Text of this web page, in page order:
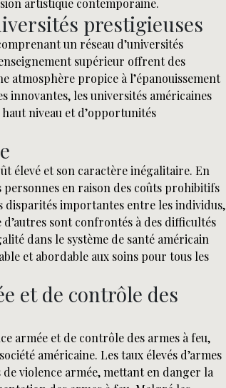
artistique contemporaine.
prestigieuses
un réseau d’universités
supérieur offrent des
atmosphère propice à l’épanouissement
innovantes, les universités américaines
niveau et d’opportunités
élevé et son caractère inégalitaire. En
personnes en raison des coûts prohibitifs
disparités importantes entre les individus,
sont confrontés à des difficultés
dans le système de santé américain
et abordable aux soins pour tous les
et de contrôle des
armée et de contrôle des armes à feu,
américaine. Les taux élevés d’armes
violence armée, mettant en danger la